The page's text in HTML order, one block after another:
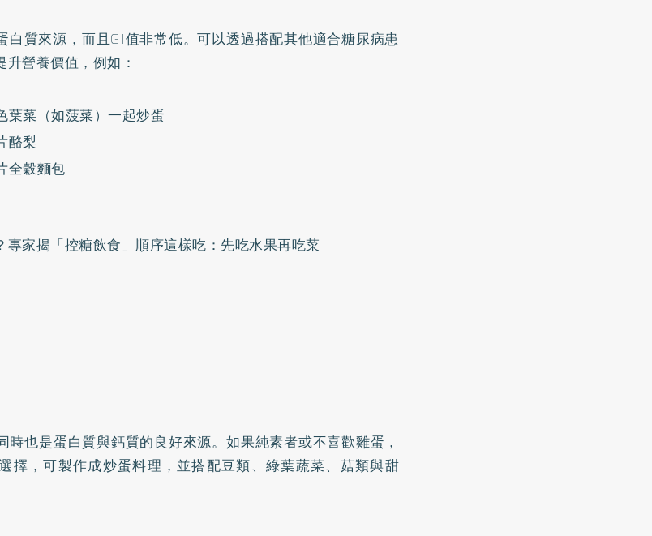
白質來源，而且GI值非常低。可以透過搭配其他適合糖尿病患
營養價值，例如：
葉菜（如菠菜）一起炒蛋
酪梨
全穀麵包
專家揭「控糖飲食」順序這樣吃：先吃水果再吃菜
時也是蛋白質與鈣質的良好來源。如果純素者或不喜歡雞蛋，
擇，可製作成炒蛋料理，並搭配豆類、綠葉蔬菜、菇類與甜